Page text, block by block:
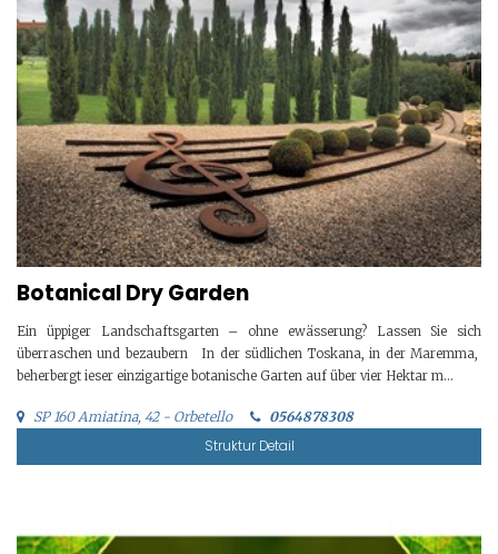
Botanical Dry Garden
Ein üppiger Landschaftsgarten – ohne ewässerung? Lassen Sie sich
überraschen und bezaubern In der südlichen Toskana, in der Maremma,
beherbergt ieser einzigartige botanische Garten auf über vier Hektar m...
SP 160 Amiatina, 42 - Orbetello 0564878308
Struktur Detail